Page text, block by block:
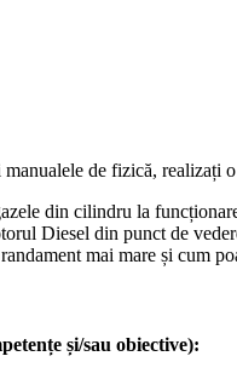
de fizică, realizați
din cilindru la
Diesel din punct de
mai mare și cum
și/sau obiective):